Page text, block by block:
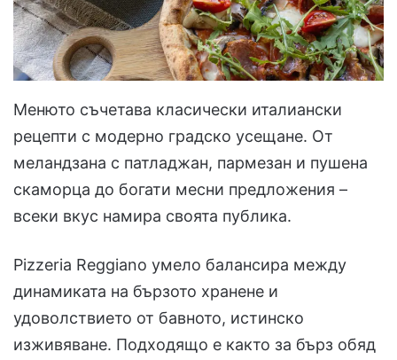
Менюто съчетава класически италиански
рецепти с модерно градско усещане. От
меландзана с патладжан, пармезан и пушена
скаморца до богати месни предложения –
всеки вкус намира своята публика.
Pizzeria Reggiano умело балансира между
динамиката на бързото хранене и
удоволствието от бавното, истинско
изживяване. Подходящо е както за бърз обяд